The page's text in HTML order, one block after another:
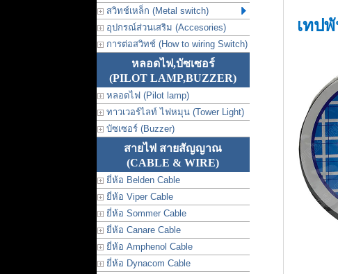
สวิทช์เหล็ก (Metal switch)
อุปกรณ์ส่วนเสริม (Accesories)
การต่อสวิทช์ (How to wiring Switch)
หลอดไฟ,บัซเซอร์
(PILOT LAMP,BUZZER)
หลอดไฟ (Pilot lamp)
ทาวเวอร์ไลท์ ไฟหมุน (Tower Light)
บัซเซอร์ (Buzzer)
สายไฟ สายสัญญาณ
(CABLE & WIRE)
ยี่ห้อ Belden Cable
ยี่ห้อ Viper Cable
ยี่ห้อ Sommer Cable
ยี่ห้อ Canare Cable
ยี่ห้อ Amphenol Cable
ยี่ห้อ Dynacom Cable
เทป